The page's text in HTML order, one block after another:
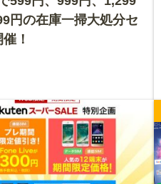
円の在庫一掃大処分セ
！